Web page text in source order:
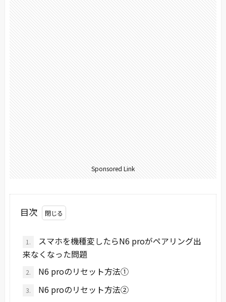
Sponsored Link
目次
1.
スマホを機種変したらN6 proがペアリング出
来なくなった問題
2. N6 proのリセット方法①
3. N6 proのリセット方法②